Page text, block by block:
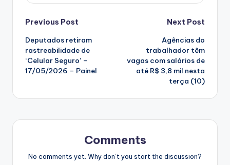
Post
navigation
Previous Post
Deputados retiram
rastreabilidade de
‘Celular Seguro’ –
17/05/2026 – Painel
Next Post
Agências do
trabalhador têm
vagas com salários de
até R$ 3,8 mil nesta
terça (10)
Comments
No comments yet. Why don’t you start the discussion?